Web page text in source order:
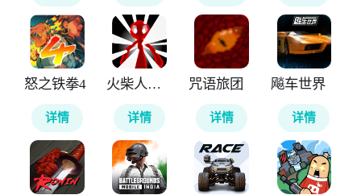
怒之铁拳4
详情
火柴人计划重生
详情
咒语旅团
详情
飚车世界
详情